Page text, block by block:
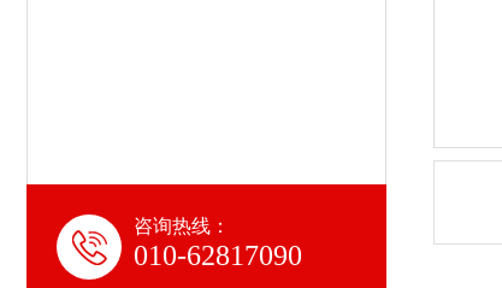
咨询热线：
010-62817090